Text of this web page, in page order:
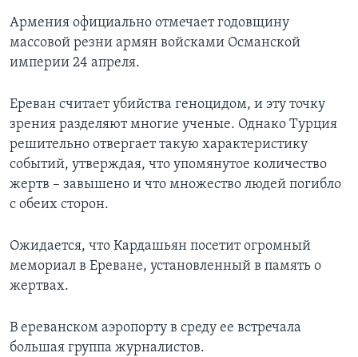
Армения официально отмечает годовщину
массовой резни армян войсками Османской
империи 24 апреля.
Ереван считает убийства геноцидом, и эту точку
зрения разделяют многие ученые. Однако Турция
решительно отвергает такую характеристику
событий, утверждая, что упомянутое количество
жертв – завышено и что множество людей погибло
с обеих сторон.
Ожидается, что Кардашьян посетит огромный
мемориал в Ереване, установленный в память о
жертвах.
В ереванском аэропорту в среду ее встречала
большая группа журналистов.